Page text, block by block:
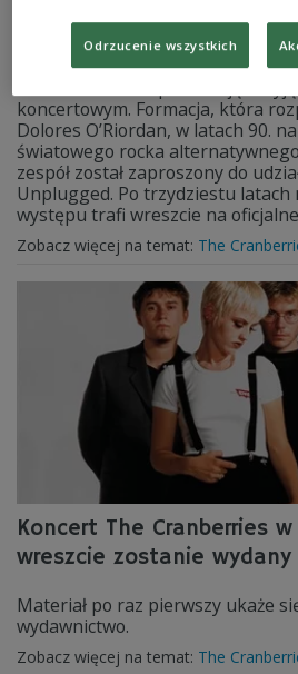
Premiera po trzech
koncertowym. Formacja, która
Dolores O’Riordan, w latach 90.
światowego rocka
zespół został zaproszony do
Unplugged. Po trzydziestu latach
występu trafi wreszcie na
Zobacz więcej na temat: The
Koncert The Cranberries
wreszcie zostanie wydany
Materiał po raz pierwszy ukaże
wydawnictwo.
Zobacz więcej na temat: The
Odrzucenie wszystkich